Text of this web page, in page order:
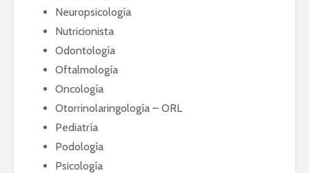
Neuropsicología
Nutricionista
Odontología
Oftalmología
Oncología
Otorrinolaringología – ORL
Pediatría
Podología
Psicología